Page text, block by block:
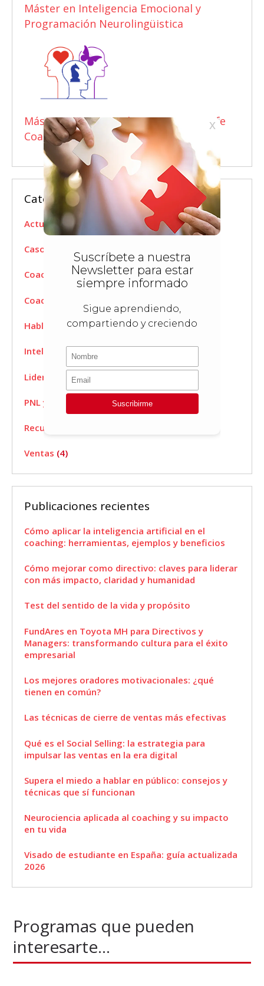
Máster en Inteligencia Emocional y
Programación Neurolingüistica
Máster Internacional en Business & Life
Coaching
Categorías
Actualidad Fundares(12)
Casos de éxito
Coaching de vida(29)
Coaching ejecutivo
Hablar en público(7)
Inteligencia Emocional
Liderazgo (19)
PNL y Neurocomunicación(15)
Recursos
Ventas (4)
Publicaciones recientes
Cómo aplicar la inteligencia artificial en el
coaching: herramientas, ejemplos y beneficios
Cómo mejorar como directivo: claves para liderar
con más impacto, claridad y humanidad
Test del sentido de la vida y propósito
FundAres en Toyota MH para Directivos y
Managers: transformando cultura para el éxito
empresarial
Los mejores oradores motivacionales: ¿qué
tienen en común?
Las técnicas de cierre de ventas más efectivas
Qué es el Social Selling: la estrategia para
impulsar las ventas en la era digital
Supera el miedo a hablar en público: consejos y
técnicas que sí funcionan
Neurociencia aplicada al coaching y su impacto
en tu vida
Visado de estudiante en España: guía actualizada
2026
Programas que pueden
interesarte...